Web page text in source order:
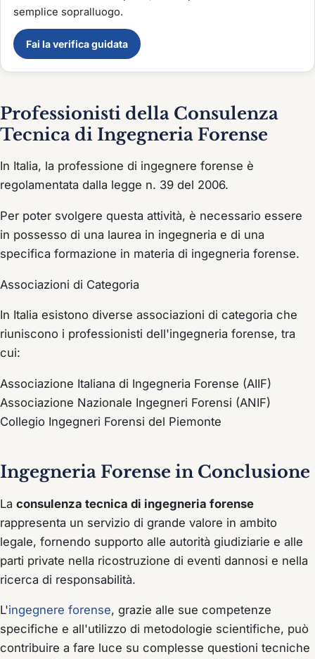
semplice sopralluogo.
Fai la verifica guidata
Professionisti della Consulenza
Tecnica di Ingegneria Forense
In Italia, la professione di ingegnere forense è
regolamentata dalla legge n. 39 del 2006.
Per poter svolgere questa attività, è necessario essere
in possesso di una laurea in ingegneria e di una
specifica formazione in materia di ingegneria forense.
Associazioni di Categoria
In Italia esistono diverse associazioni di categoria che
riuniscono i professionisti dell'ingegneria forense, tra
cui:
Associazione Italiana di Ingegneria Forense (AIIF)
Associazione Nazionale Ingegneri Forensi (ANIF)
Collegio Ingegneri Forensi del Piemonte
Ingegneria Forense in Conclusione
La consulenza tecnica di ingegneria forense
rappresenta un servizio di grande valore in ambito
legale, fornendo supporto alle autorità giudiziarie e alle
parti private nella ricostruzione di eventi dannosi e nella
ricerca di responsabilità.
L'ingegnere forense, grazie alle sue competenze
specifiche e all'utilizzo di metodologie scientifiche, può
contribuire a fare luce su complesse questioni tecniche